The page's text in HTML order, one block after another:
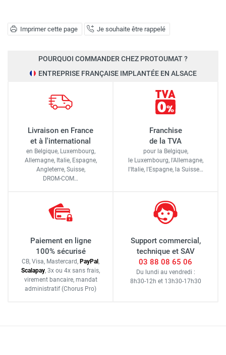
Imprimer cette page Je souhaite être rappelé
POURQUOI COMMANDER CHEZ PROTOUMAT ?
ENTREPRISE FRANÇAISE IMPLANTÉE EN ALSACE
Livraison en France
et à l'international
en Belgique, Luxembourg,
Allemagne, Italie, Espagne,
Angleterre, Suisse,
DROM-COM…
Franchise
de la TVA
pour la Belgique,
le Luxembourg, l'Allemagne,
l'Italie, l'Espagne, la Suisse…
Paiement en ligne
100% sécurisé
CB, Visa, Mastercard, PayPal,
Scalapay, 3x ou 4x sans frais,
virement bancaire, mandat
administratif (Chorus Pro)
Support commercial,
technique et SAV
03 88 08 65 06
Du lundi au vendredi :
8h30-12h et 13h30-17h30